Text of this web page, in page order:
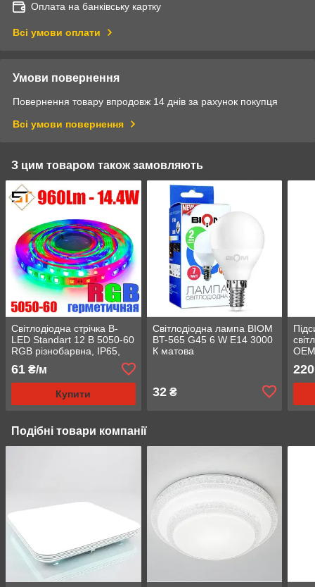
Оплата на банківську картку
Всі умови оплати
Умови повернення
Повернення товару впродовж 14 днів за рахунок покупця
Всі умови повернення
З цим товаром також замовляють
Світлодіодна стрічка B-
LED Standart 12 В 5050-60
RGB різнобарвна, IP65,
61 ₴/м
Купити
Світлодіодна лампа BIOM
BT-565 G45 6 W E14 3000
К матова
32₴
220
Подібні товари компанії